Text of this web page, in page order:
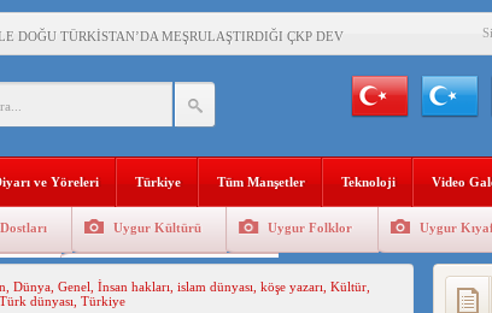
DOĞU TÜRKİSTAN’DA MEŞRULAŞTIRDIĞI ÇKP DEVLET TERÖRÜ
UYGURLARA KARŞI ÇİN İLE İŞBİRLİĞİ YAPACAK
AĞIRALİOĞLU : ÇİN’İN UYGUR SOYKIRIMI BİR HAKİKATTIR!
UYGULAMALARI SİSTEMATİK POSTMODERN BİR SOYKIRIMDIR!
: ÇİN İŞGALİNDEKİ DOĞU TÜRKİSTAN
ve Yöreleri Türkiye Tüm Manşetler Teknoloji Video
Uygur Kültürü Uygur Folklor Uygur
Dünya, Genel İnsan hakları islam dünyası köşe yazarı Kültür,
Türk dünyası Türkiye